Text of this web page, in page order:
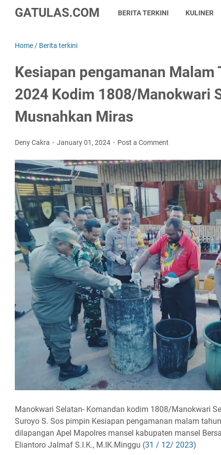
GATULAS.COM BERITA TERKINI KULINER
Home / Berita terkini
Kesiapan pengamanan Malam
2024 Kodim 1808/Manokwari
Musnahkan Miras
Deny Cakra January 01, 2024 Post a Comment
Manokwari Selatan- Komandan kodim 1808/Manokwari
Suroyo S. Sos pimpin Kesiapan pengamanan malam
dilapangan Apel Mapolres mansel kabupaten mansel
Eliantoro Jalmaf S.I.K., M.IK.Minggu (31 / 12/ 2023)